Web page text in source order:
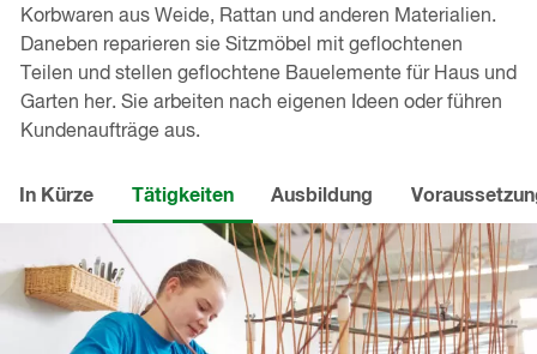
Korbwaren aus Weide, Rattan und anderen Materialien.
Daneben reparieren sie Sitzmöbel mit geflochtenen
Teilen und stellen geflochtene Bauelemente für Haus und
Garten her. Sie arbeiten nach eigenen Ideen oder führen
Kundenaufträge aus.
In Kürze Tätigkeiten Ausbildung